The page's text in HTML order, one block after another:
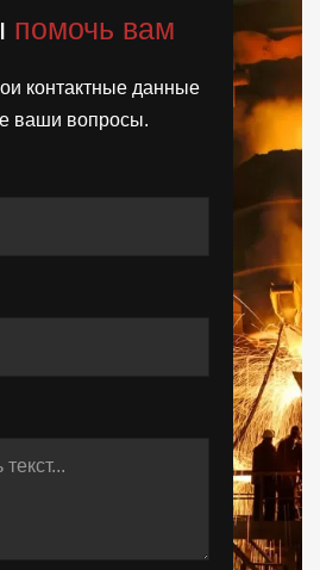
помочь вам
контактные данные
ваши вопросы.